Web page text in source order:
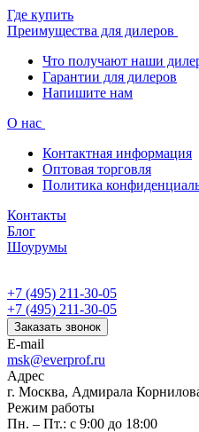
Где купить
Преимущества для дилеров
Что получают наши
Гарантии для дилеров
Напишите нам
О нас
Контактная информация
Оптовая торговля
Политика
Контакты
Блог
Шоурумы
+7 (495) 211-30-05
+7 (495) 211-30-05
Заказать звонок
E-mail
msk@everprof.ru
Адрес
г. Москва, Адмирала
Режим работы
Пн. – Пт.: с 9:00 до 18:00